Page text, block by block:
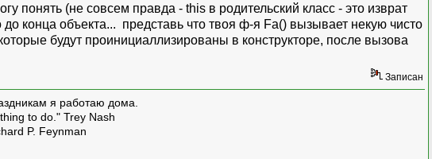
понять (не совсем правда - this в родительский класс - это изврат
конца объекта... представь что твоя ф-я Fa() вызывает некую чисто
будут проинициаллизированы в конструкторе, после вызова
Записан
я работаю дома.
to do." Trey Nash
P. Feynman